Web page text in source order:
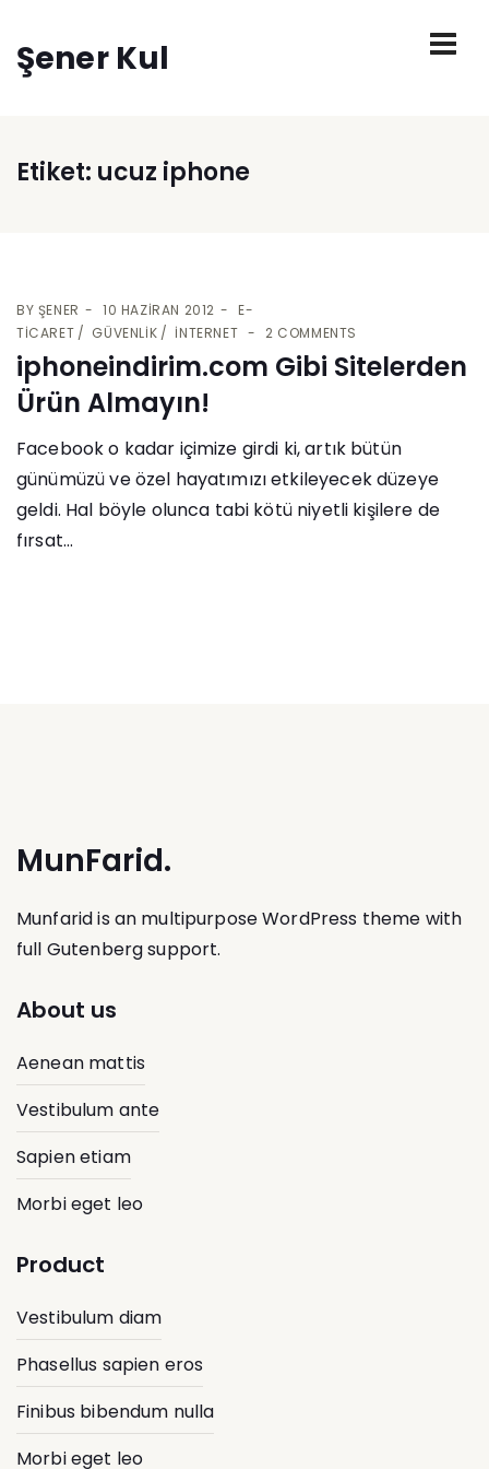
Şener Kul
Etiket: ucuz iphone
BY ŞENER 10 HAZIRAN 2012
E-
TICARET
GÜVENLIK İNTERNET 2 COMMENTS
iphoneindirim.com Gibi Sitelerden
Ürün Almayın!
Facebook o kadar içimize girdi ki, artık bütün
günümüzü ve özel hayatımızı etkileyecek düzeye
geldi. Hal böyle olunca tabi kötü niyetli kişilere de
fırsat...
MunFarid.
Munfarid is an multipurpose WordPress theme with
full Gutenberg support.
About us
Aenean mattis
Vestibulum ante
Sapien etiam
Morbi eget leo
Product
Vestibulum diam
Phasellus sapien eros
Finibus bibendum nulla
Morbi eget leo